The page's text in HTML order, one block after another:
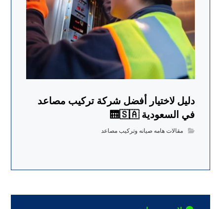
دليل لاختيار أفضل شركة تركيب مصاعد
في السعودية 🛗🇸🇦
مقالات هامه صيانه وتركيب مصاعد